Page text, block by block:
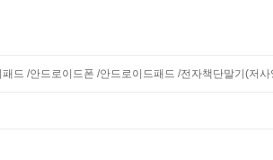
드 /안드로이드폰 /안드로이드패드 /전자책단말기(저